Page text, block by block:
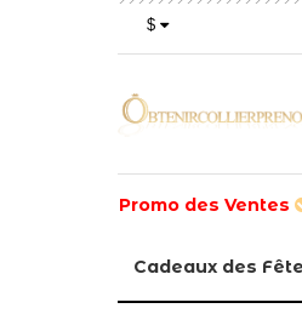
$
Promo des Ventes
Cadeaux des